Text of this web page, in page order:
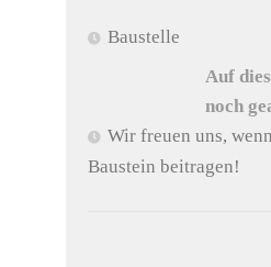
Baustelle
Auf
noch
Wir freuen uns,
Baustein beitragen!